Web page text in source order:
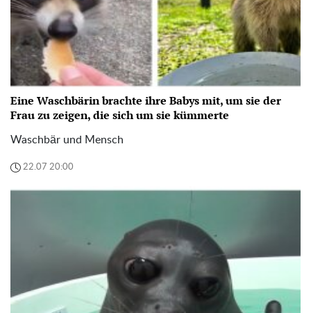
Eine Waschbärin brachte ihre Babys mit, um sie der
Frau zu zeigen, die sich um sie kümmerte
Waschbär und Mensch
22.07 20:00